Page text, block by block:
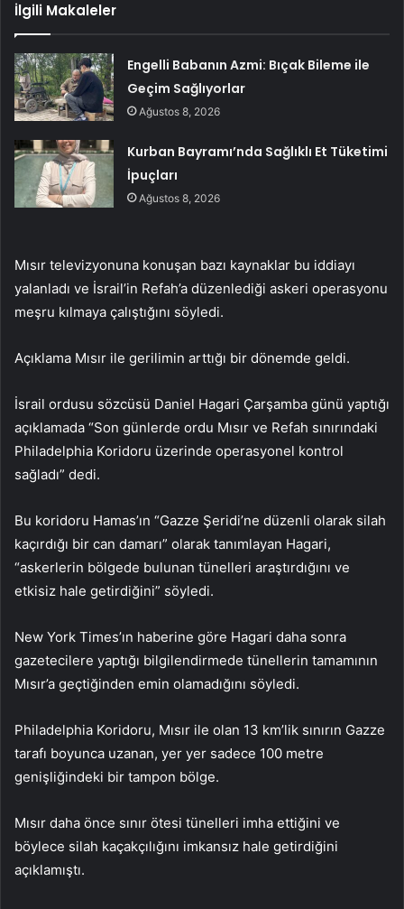
İlgili Makaleler
Engelli Babanın Azmi: Bıçak Bileme ile
Geçim Sağlıyorlar
Ağustos 8, 2026
Kurban Bayramı’nda Sağlıklı Et Tüketimi
İpuçları
Ağustos 8, 2026
Mısır televizyonuna konuşan bazı kaynaklar bu iddiayı
yalanladı ve İsrail’in Refah’a düzenlediği askeri operasyonu
meşru kılmaya çalıştığını söyledi.
Açıklama Mısır ile gerilimin arttığı bir dönemde geldi.
İsrail ordusu sözcüsü Daniel Hagari Çarşamba günü yaptığı
açıklamada “Son günlerde ordu Mısır ve Refah sınırındaki
Philadelphia Koridoru üzerinde operasyonel kontrol
sağladı” dedi.
Bu koridoru Hamas’ın “Gazze Şeridi’ne düzenli olarak silah
kaçırdığı bir can damarı” olarak tanımlayan Hagari,
“askerlerin bölgede bulunan tünelleri araştırdığını ve
etkisiz hale getirdiğini” söyledi.
New York Times’ın haberine göre Hagari daha sonra
gazetecilere yaptığı bilgilendirmede tünellerin tamamının
Mısır’a geçtiğinden emin olamadığını söyledi.
Philadelphia Koridoru, Mısır ile olan 13 km’lik sınırın Gazze
tarafı boyunca uzanan, yer yer sadece 100 metre
genişliğindeki bir tampon bölge.
Mısır daha önce sınır ötesi tünelleri imha ettiğini ve
böylece silah kaçakçılığını imkansız hale getirdiğini
açıklamıştı.